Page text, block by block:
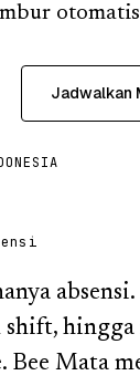
Jadwalkan
shift,
Bee Mata